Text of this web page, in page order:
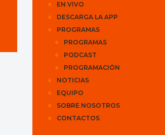
EN VIVO
DESCARGA LA APP
PROGRAMAS
PROGRAMAS
PODCAST
PROGRAMACIÓN
NOTICIAS
EQUIPO
SOBRE NOSOTROS
CONTACTOS